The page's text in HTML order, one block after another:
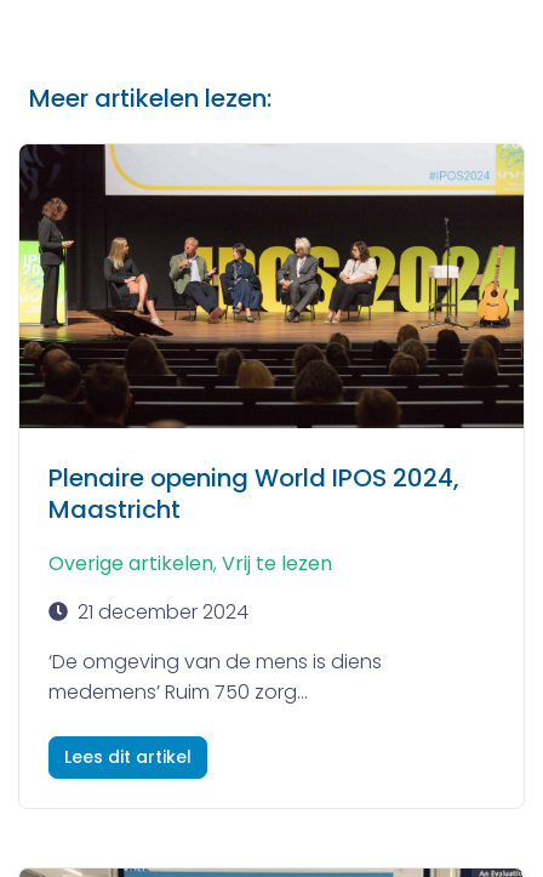
Meer artikelen lezen:
Plenaire opening World IPOS 2024,
Maastricht
Overige artikelen, Vrij te lezen
21 december 2024
‘De omgeving van de mens is diens
medemens’ Ruim 750 zorg...
Lees dit artikel